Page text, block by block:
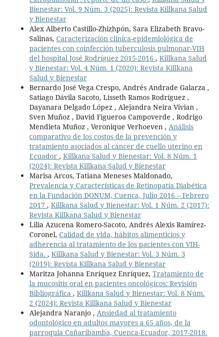
Bienestar: Vol. 9 Núm. 3 (2025): Revista Killkana Salud
y Bienestar
Alex Alberto Castillo-Zhizhpón, Sara Elizabeth Bravo-
Salinas, Caracterización clínica-epidemiológica de
pacientes con coinfección tuberculosis pulmonar-VIH
del hospital José Rodríguez 2015-2016 , Killkana Salud
y Bienestar: Vol. 4 Núm. 1 (2020): Revista Killkana
Salud y Bienestar
Bernardo José Vega Crespo, Andrés Andrade Galarza ,
Satiago Dávila Sacoto, Lisseth Ramos Rodríguez ,
Dayanara Delgado López , Alejandra Neira Vivian ,
Sven Muñoz , David Figueroa Campoverde , Rodrigo
Mendieta Muñoz , Veronique Verhoeven , Análisis
comparativo de los costos de la prevención y
tratamiento asociados al cáncer de cuello uterino en
Ecuador , Killkana Salud y Bienestar: Vol. 8 Núm. 1
(2024): Revista Killkana Salud y Bienestar
Marisa Arcos, Tatiana Meneses Maldonado,
Prevalencia y Características de Retinopatía Diabética
en la Fundación DONUM, Cuenca, Julio 2016 – Febrero
2017 , Killkana Salud y Bienestar: Vol. 1 Núm. 2 (2017):
Revista Killkana Salud y Bienestar
Lilia Azucena Romero-Sacoto, Andrés Alexis Ramírez-
Coronel, Calidad de vida, hábitos alimenticios y
adherencia al tratamiento de los pacientes con VIH-
Sida. , Killkana Salud y Bienestar: Vol. 3 Núm. 3
(2019): Revista Killkana Salud y Bienestar
Maritza Johanna Enríquez Enríquez, Tratamiento de
la mucositis oral en pacientes oncológicos: Revisión
Bibliográfica , Killkana Salud y Bienestar: Vol. 8 Núm.
2 (2024): Revista Killkana Salud y Bienestar
Alejandra Naranjo , Ansiedad al tratamiento
odontológico en adultos mayores a 65 años, de la
parroquia Cañaribamba, Cuenca-Ecuador, 2017-2018.